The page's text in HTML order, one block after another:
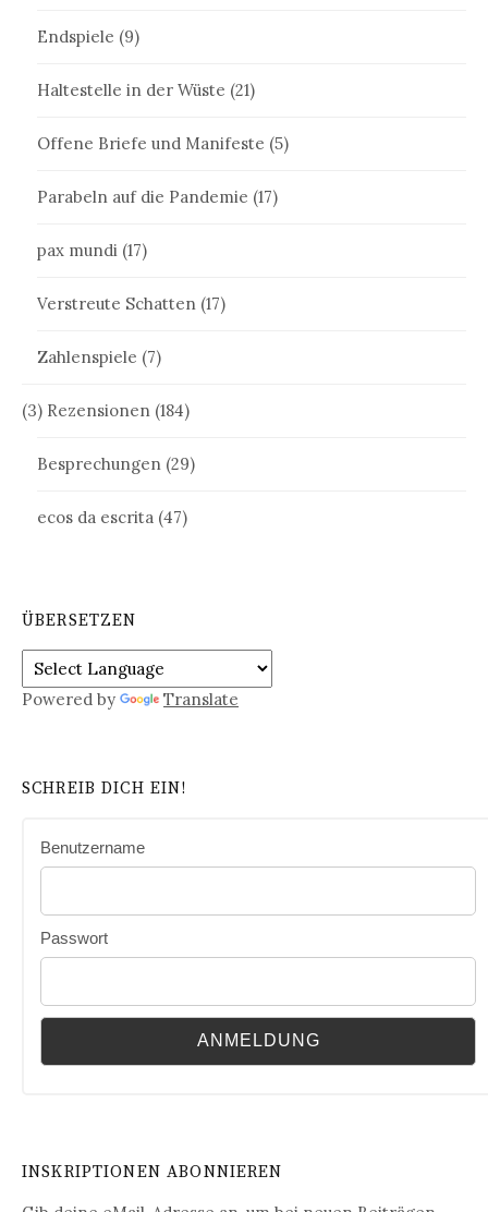
Endspiele (9)
Haltestelle in der Wüste (21)
Offene Briefe und Manifeste (5)
Parabeln auf die Pandemie (17)
pax mundi (17)
Verstreute Schatten (17)
Zahlenspiele (7)
(3) Rezensionen (184)
Besprechungen (29)
ecos da escrita (47)
ÜBERSETZEN
Powered by Translate
SCHREIB DICH EIN!
Benutzername
Passwort
INSKRIPTIONEN ABONNIEREN